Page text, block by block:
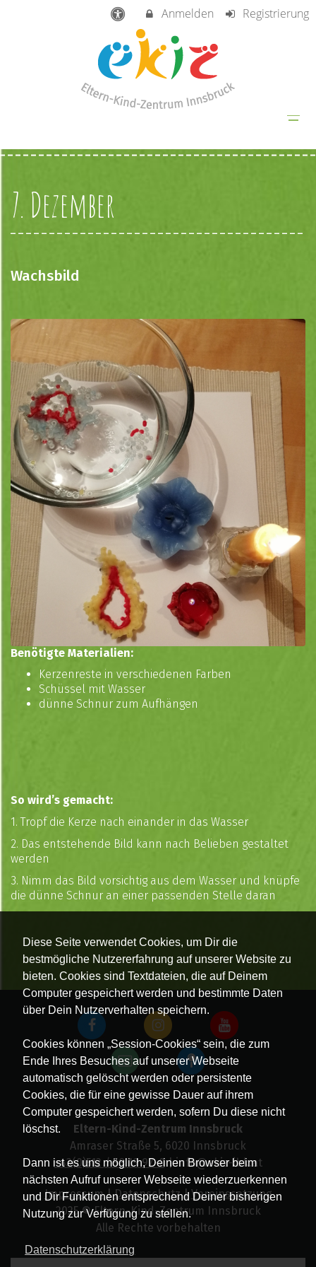
Diese Seite verwendet Cookies, um Dir die
bestmögliche Nutzererfahrung auf unserer Website zu
bieten. Cookies sind Textdateien, die auf Deinem
Computer gespeichert werden und bestimmte Daten
über Dein Nutzerverhalten speichern.
Cookies können „Session-Cookies“ sein, die zum
Ende Ihres Besuches auf unserer Webseite
automatisch gelöscht werden oder persistente
Cookies, die für eine gewisse Dauer auf ihrem
Computer gespeichert werden, sofern Du diese nicht
löschst.
Dann ist es uns möglich, Deinen Browser beim
nächsten Aufruf unserer Webseite wiederzuerkennen
und Dir Funktionen entsprechend Deiner bisherigen
Nutzung zur Verfügung zu stellen.
Datenschutzerklärung
Anmelden Registrierung
7. Dezember
Wachsbild
Benötigte Materialien:
Kerzenreste in verschiedenen Farben
Schüssel mit Wasser
dünne Schnur zum Aufhängen
So wird’s gemacht:
1. Tropf die Kerze nach einander in das Wasser
2. Das entstehende Bild kann nach Belieben gestaltet
werden
3. Nimm das Bild vorsichtig aus dem Wasser und knüpfe
die dünne Schnur an einer passenden Stelle daran
Eltern-Kind-Zentrum Innsbruck
Amraser Straße 5, 6020 Innsbruck
+43(0)512 / 58 19 97-0| info@ekiz-ibk.at
Impressum|Datenschutz|Vereinssatzung
2025 © Eltern-Kind-Zentrum Innsbruck
Alle Rechte vorbehalten